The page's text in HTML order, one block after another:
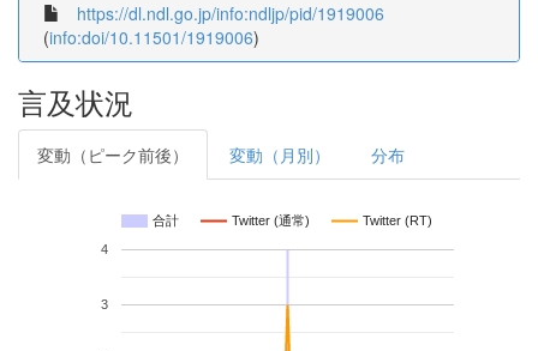
https://dl.ndl.go.jp/info:ndljp/pid/1919006
(info:doi/10.11501/1919006)
言及状況
変動（ピーク前後） 変動（月別） 分布
合計 Twitter (通常) Twitter (RT)
3
4